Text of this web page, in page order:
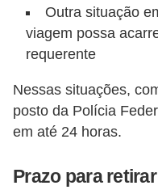
Outra situação
viagem possa
requerente
Nessas situações,
posto da Polícia
em até 24 horas.
Prazo para
a
d
s
P
o